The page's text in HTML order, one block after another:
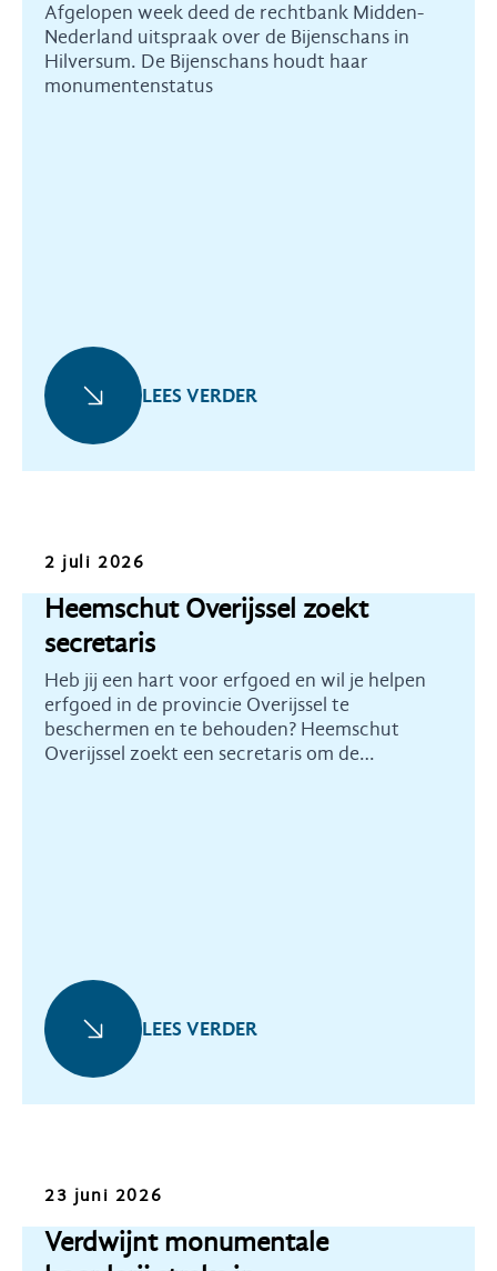
Afgelopen week deed de rechtbank Midden-
Nederland uitspraak over de Bijenschans in
Hilversum. De Bijenschans houdt haar
monumentenstatus
LEES VERDER
Oproep
2 juli 2026
Heemschut Overijssel zoekt
secretaris
Heb jij een hart voor erfgoed en wil je helpen
erfgoed in de provincie Overijssel te
beschermen en te behouden? Heemschut
Overijssel zoekt een secretaris om de
LEES VERDER
Nieuws
23 juni 2026
Verdwijnt monumentale